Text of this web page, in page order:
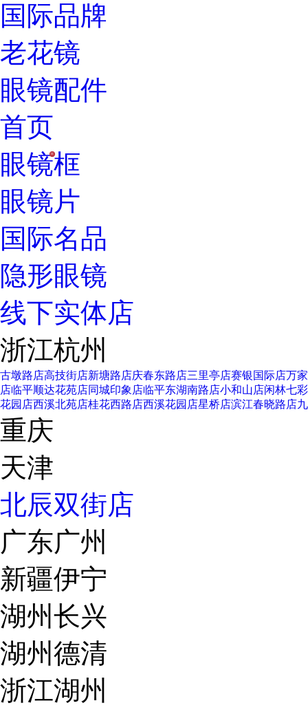
国际品牌
老花镜
眼镜配件
首页
H
眼镜框
眼镜片
国际名品
隐形眼镜
线下实体店
浙江杭州
古墩路店高技街店新塘路店庆春东路店三里亭店赛银国际店万
店临平顺达花苑店同城印象店临平东湖南路店小和山店闲林七
花园店西溪北苑店桂花西路店西溪花园店星桥店滨江春晓路店
重庆
天津
北辰双街店
广东广州
新疆伊宁
湖州长兴
湖州德清
浙江湖州